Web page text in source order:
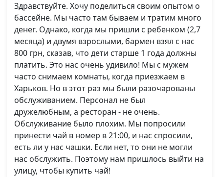
Здравствуйте. Хочу поделиться своим опытом о
бассейне. Мы часто там бываем и тратим много
денег. Однако, когда мы пришли с ребенком (2,7
месяца) и двумя взрослыми, бармен взял с нас
800 грн, сказав, что дети старше 1 года должны
платить. Это нас очень удивило! Мы с мужем
часто снимаем комнаты, когда приезжаем в
Харьков. Но в этот раз мы были разочарованы
обслуживанием. Персонал не был
дружелюбным, а ресторан - не очень.
Обслуживание было плохим. Мы попросили
принести чай в номер в 21:00, и нас спросили,
есть ли у нас чашки. Если нет, то они не могли
нас обслужить. Поэтому нам пришлось выйти на
улицу, чтобы купить чай!